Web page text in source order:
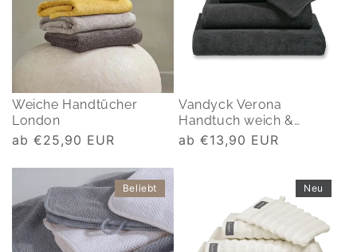
Weiche Handtücher
London
Normaler
ab €25,90 EUR
Vandyck Verona
Handtuch weich &
saugfähig
Normaler
ab €13,90 EUR
Beliebt Neu